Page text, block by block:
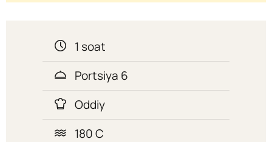
1 soat
Portsiya 6
Oddiy
180 C